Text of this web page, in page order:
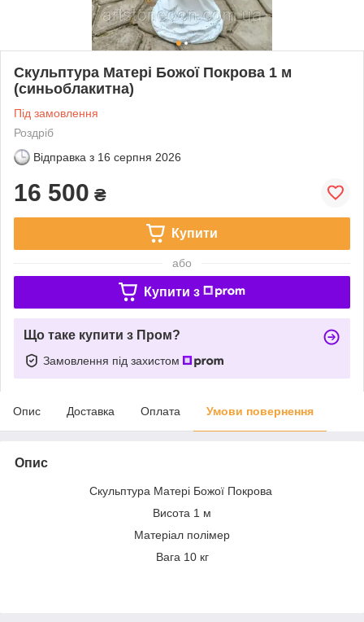
Скульптура Матері Божої Покрова 1 м
(синьоблакитна)
Під замовлення
Роздріб
Відправка з 16 серпня 2026
16 500 ₴
Купити
або
Купити з
Що таке купити з Пром?
Замовлення під захистом
Опис Доставка Оплата Умови повернення
Опис
Скульптура Матері Божої Покрова
Висота 1 м
Матеріал полімер
Вага 10 кг